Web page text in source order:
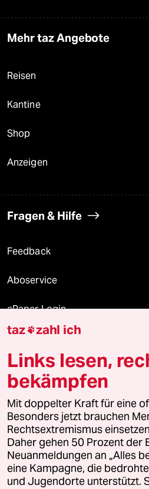
Mehr taz Angebote
Reisen
Kantine
Shop
Anzeigen
Fragen & Hilfe
Feedback
Aboservice
ePaper Login
Downloads für Abonnierende
© 2026 taz Verlags und Vertriebs
Alle Rechte vorbehalten. Bei rechtlichen
wenden Sie sich bitte an
lizenzen@taz.de
Feedback Redaktionsstatut
Leitlinie Informant
taz zahl ich
Links lesen,
bekämpfen
Mit doppelter Kraft für eine
Besonders jetzt brauchen
Rechtsextremismus
Daher gehen 50 Prozent der
Neuanmeldungen an „Alles
eine Kampagne, die
und Jugendorte unterstützt.